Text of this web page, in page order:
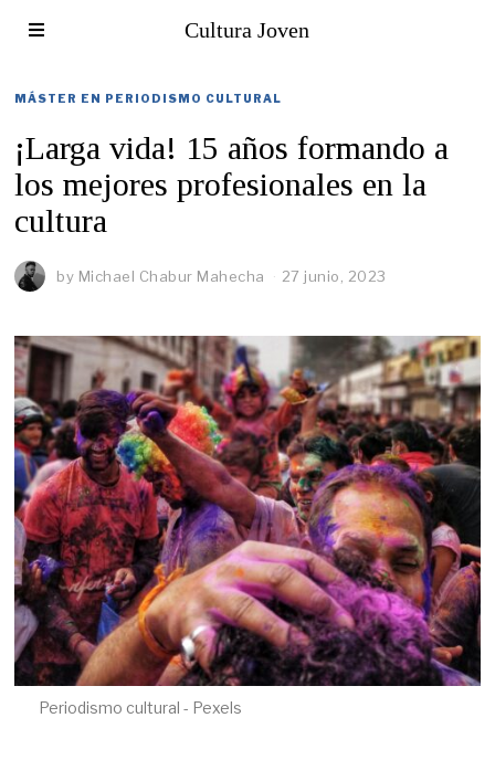
Cultura Joven
MÁSTER EN PERIODISMO CULTURAL
¡Larga vida! 15 años formando a
los mejores profesionales en la
cultura
by Michael Chabur Mahecha 27 junio, 2023
Periodismo cultural - Pexels